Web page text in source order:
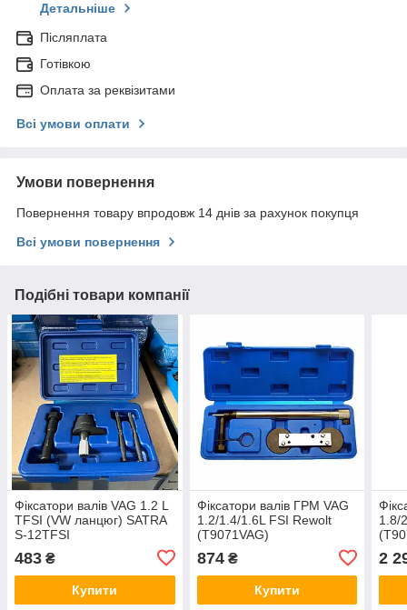
Детальніше
Післяплата
Готівкою
Оплата за реквізитами
Всі умови оплати
Умови повернення
Повернення товару впродовж 14 днів за рахунок покупця
Всі умови повернення
Подібні товари компанії
Фіксатори валів VAG 1.2 L
TFSI (VW ланцюг) SATRA
S-12TFSI
483 ₴
Купити
Фіксатори валів ГРМ VAG
1.2/1.4/1.6L FSI Rewolt
(T9071VAG)
874₴
Купити
1.8/
2